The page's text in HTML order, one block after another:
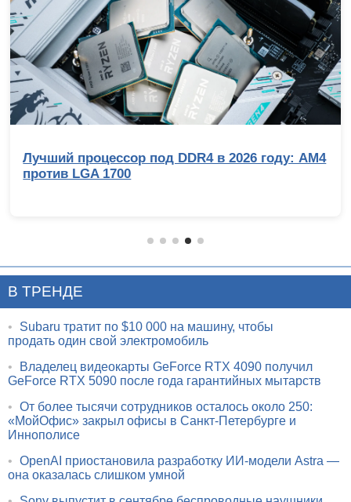
Лучший процессор под DDR4 в 2026 году: AM4
против LGA 1700
В ТРЕНДЕ
•
Subaru тратит по $10 000 на машину, чтобы
продать один свой электромобиль
•
Владелец видеокарты GeForce RTX 4090 получил
GeForce RTX 5090 после года гарантийных мытарств
• От более тысячи сотрудников осталось около 250:
«МойОфис» закрыл офисы в Санкт-Петербурге и
Иннополисе
• OpenAI приостановила разработку ИИ-модели Astra —
она оказалась слишком умной